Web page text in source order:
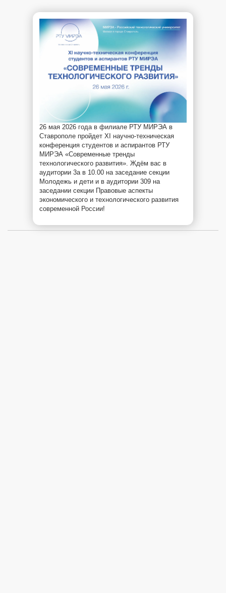
26 мая 2026 года в филиале РТУ МИРЭА в
Ставрополе пройдет XI научно-техническая
конференция студентов и аспирантов РТУ
МИРЭА «Современные тренды
технологического развития». Ждём вас в
аудитории 3а в 10.00 на заседание секции
Молодежь и дети и в аудитории 309 на
заседании секции Правовые аспекты
экономического и технологического развития
современной России!